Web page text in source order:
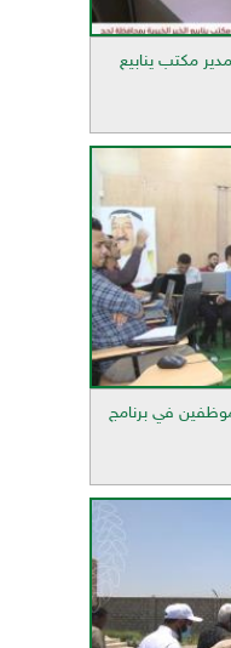
مكتب ينابيع
في برنامج